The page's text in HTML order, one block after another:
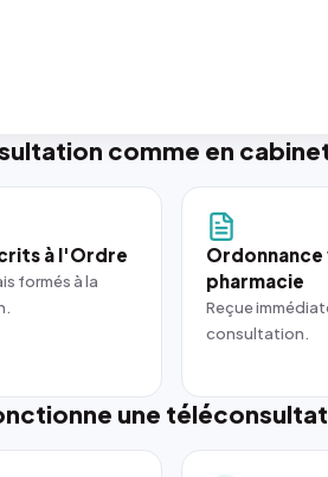
comme en
à l'Ordre
formés à la
Ordonnance
pharmacie
Reçue
consultation.
une